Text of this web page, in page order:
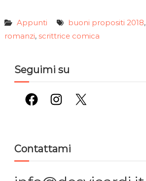
Appunti buoni propositi 2018,
romanzi, scrittrice comica
Seguimi su
Facebook Instagram X
Contattami